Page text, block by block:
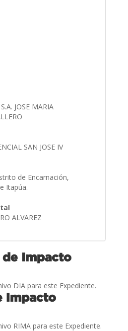
JOSE MARIA
SAN JOSE IV
de Encarnación,
Itapúa.
ALVAREZ
de Impacto
DIA para este Expediente.
Impacto
RIMA para este Expediente.